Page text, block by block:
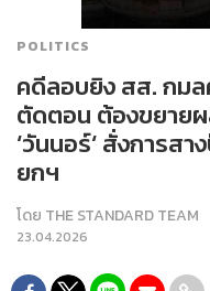
POLITICS
คดีลอบยิง สส. กม
ตัดตอน ต้องขยายผ
‘วันนอร์‘ สั่งการส
ยกฯ
โดย THE STANDARD TEAM
23.04.2026